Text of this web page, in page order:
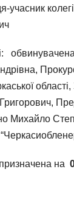
учасник
Михайло
на